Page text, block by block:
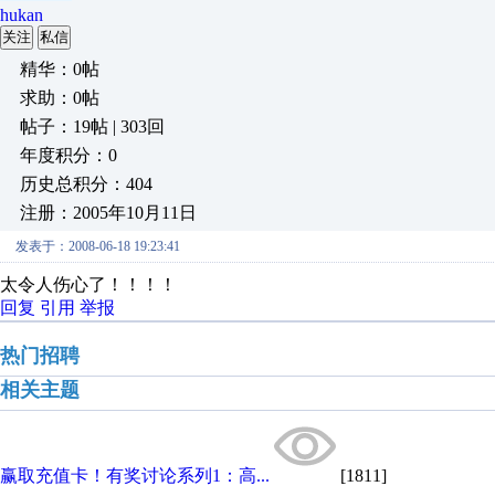
hukan
关注 私信
精华：0帖
求助：0帖
帖子：19帖 | 303回
年度积分：0
历史总积分：404
注册：2005年10月11日
发表于：2008-06-18 19:23:41
太令人伤心了！！！！
回复 引用 举报
热门招聘
相关主题
赢取充值卡！有奖讨论系列1：高... [1811]